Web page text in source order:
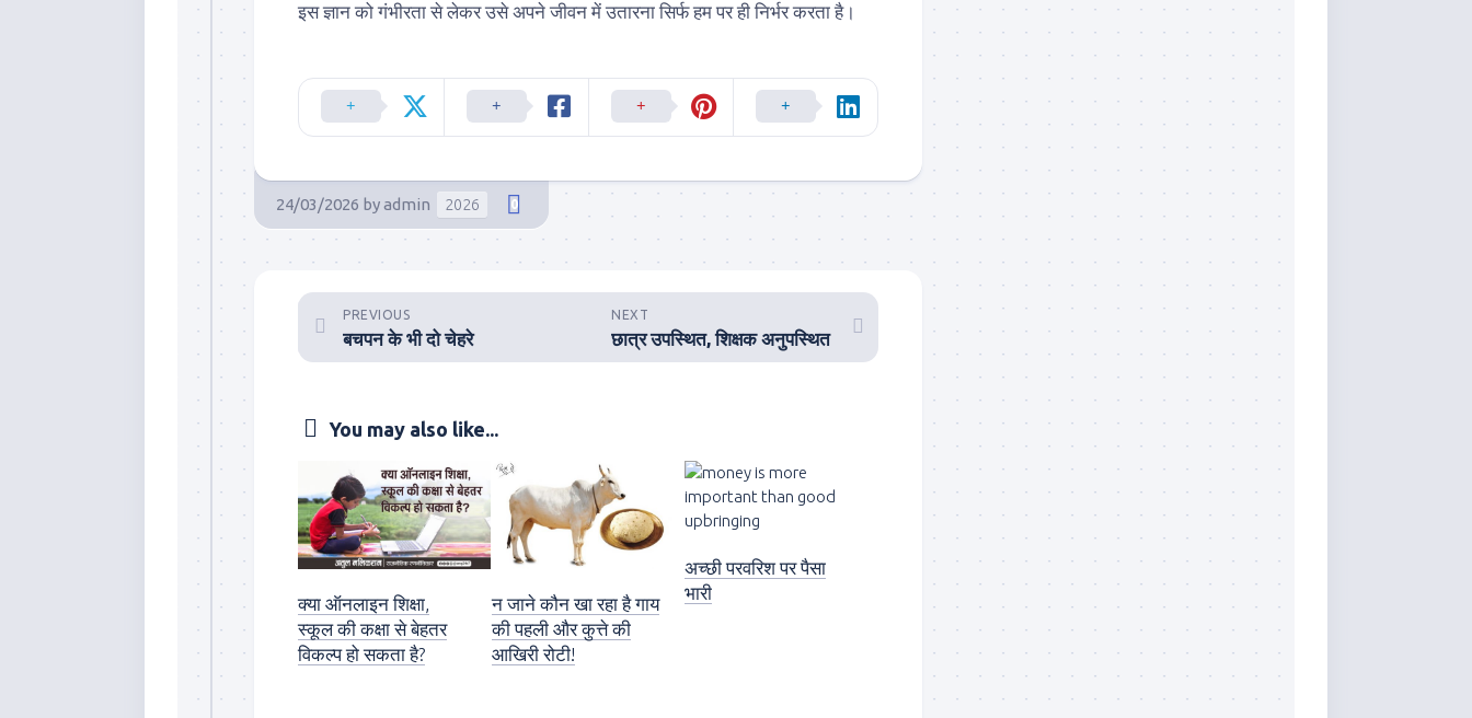
इस ज्ञान को गंभीरता से लेकर उसे अपने जीवन में उतारना सिर्फ हम पर ही निर्भर करता है।
24/03/2026 byadmin 2026 0
NEXT
छात्र उपस्थित, शिक्षक अनुपस्थित
PREVIOUS
बचपन के भी दो चेहरे
You may also like...
क्या ऑनलाइन शिक्षा,
स्कूल की कक्षा से बेहतर
विकल्प हो सकता है?
न जाने कौन खा रहा है गाय
की पहली और कुत्ते की
आखिरी रोटी!
अच्छी परवरिश पर पैसा
भारी